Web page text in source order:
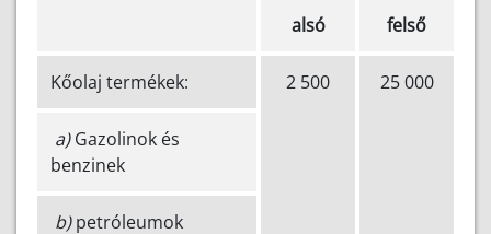
alsó felső
Kőolaj termékek: 2 500 25 000
a)Gazolinok és
benzinek
b)petróleumok